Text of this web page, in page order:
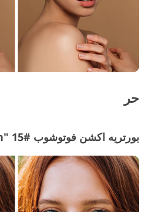
حر
بورتريه اكشن فوتوشوب #15 "Smooth Skin"